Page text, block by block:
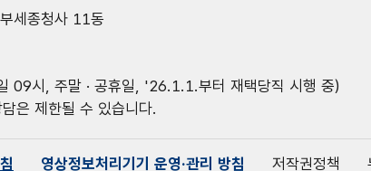
세종청사 11동
09시, 주말 · 공휴일, '26.1.1.부터 재택당직 시행 중)
은 제한될 수 있습니다.
영상정보처리기기 운영·관리 방침 저작권정책